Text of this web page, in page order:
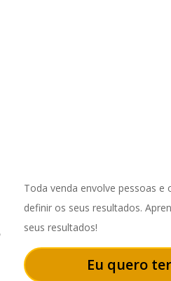
Toda venda envolve pessoas
definir os seus resultados.
seus resultados!
Eu quero